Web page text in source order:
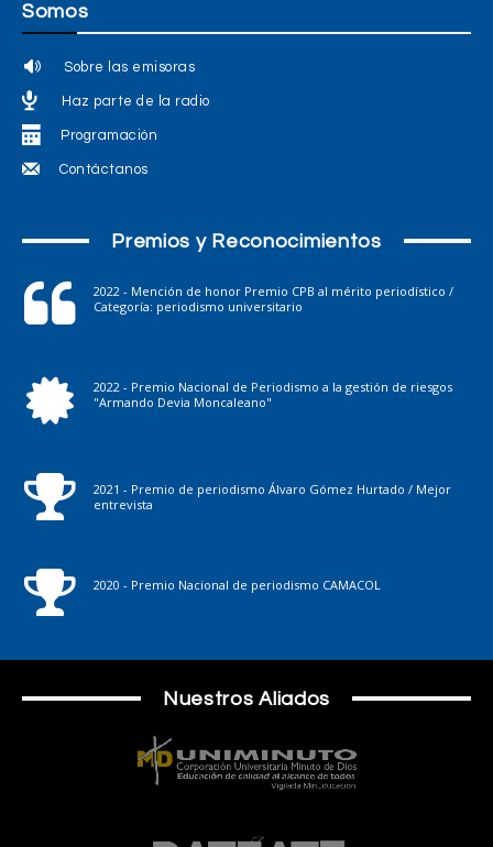
Somos
Sobre las emisoras
Haz parte de la radio
Programación
Contáctanos
Premios y Reconocimientos
2022 - Mención de honor Premio CPB al mérito periodístico /
Categoría: periodismo universitario
2022 - Premio Nacional de Periodismo a la gestión de riesgos
"Armando Devia Moncaleano"
2021 - Premio de periodismo Álvaro Gómez Hurtado / Mejor
entrevista
2020 - Premio Nacional de periodismo CAMACOL
Nuestros Aliados